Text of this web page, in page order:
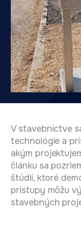
V stavebníctve
technológie a
akým
článku sa
štúdií, ktoré
prístupy môžu
stavebných